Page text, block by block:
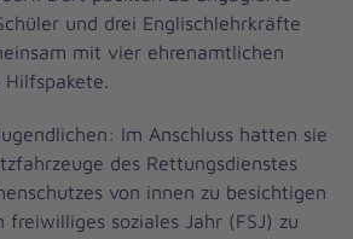
und drei Englischlehrkräfte
mit vier ehrenamtlichen
Hilfspakete.
Im Anschluss hatten sie
des Rettungsdienstes
von innen zu besichtigen
freiwilliges soziales Jahr (FSJ) zu